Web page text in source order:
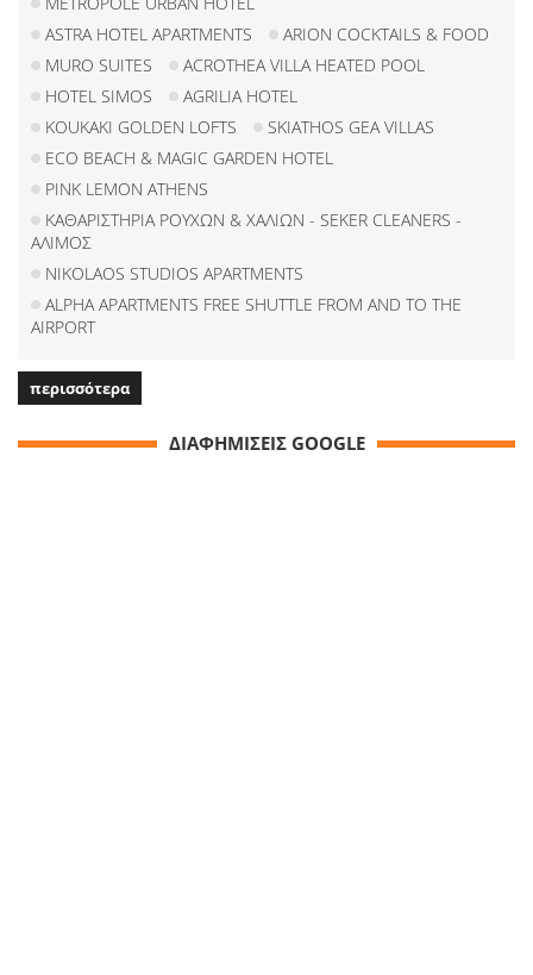
ASTRA HOTEL APARTMENTS
ARION COCKTAILS & FOOD
MURO SUITES
ACROTHEA VILLA HEATED POOL
HOTEL SIMOS
AGRILIA HOTEL
KOUKAKI GOLDEN LOFTS
SKIATHOS GEA VILLAS
ECO BEACH & MAGIC GARDEN HOTEL
PINK LEMON ATHENS
ΚΑΘΑΡΙΣΤΗΡΙΑ ΡΟΥΧΩΝ & ΧΑΛΙΩΝ - SEKER CLEANERS -
ΑΛΙΜΟΣ
NIKOLAOS STUDIOS APARTMENTS
ALPHA APARTMENTS FREE SHUTTLE FROM AND TO THE
AIRPORT
περισσότερα
ΔΙΑΦΗΜΙΣΕΙΣ GOOGLE